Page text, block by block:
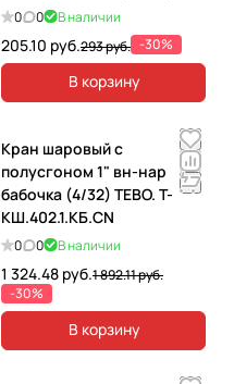
0 0 В наличии
205.10 руб.293 руб. -30%
В корзину
Кран шаровый с
полусгоном 1" вн-нар
бабочка (4/32) ТЕВО. T-
КШ.402.1.КБ.CN
0 0 В наличии
1 324.48 руб.1 892.11 руб.
-30%
В корзину